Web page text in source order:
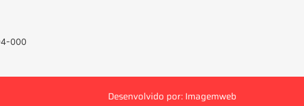
000
Desenvolvido por: Imagemweb